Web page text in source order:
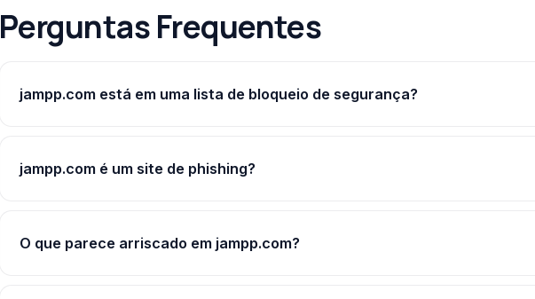
Perguntas Frequentes
jampp.com está em uma lista de bloqueio de segurança?
jampp.com é um site de phishing?
O que parece arriscado em jampp.com?